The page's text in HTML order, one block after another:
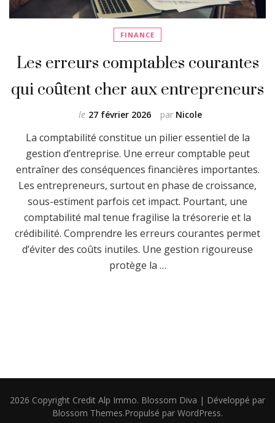
FINANCE
Les erreurs comptables courantes
qui coûtent cher aux entrepreneurs
par Nicole
le 27 février 2026
La comptabilité constitue un pilier essentiel de la
gestion d’entreprise. Une erreur comptable peut
entraîner des conséquences financières importantes.
Les entrepreneurs, surtout en phase de croissance,
sous-estiment parfois cet impact. Pourtant, une
comptabilité mal tenue fragilise la trésorerie et la
crédibilité. Comprendre les erreurs courantes permet
d’éviter des coûts inutiles. Une gestion rigoureuse
protège la …
2026 Copyright Credit Alp Immo. Blossom Diva | Développé par
Blossom Themes.Propulsé par WordPress.